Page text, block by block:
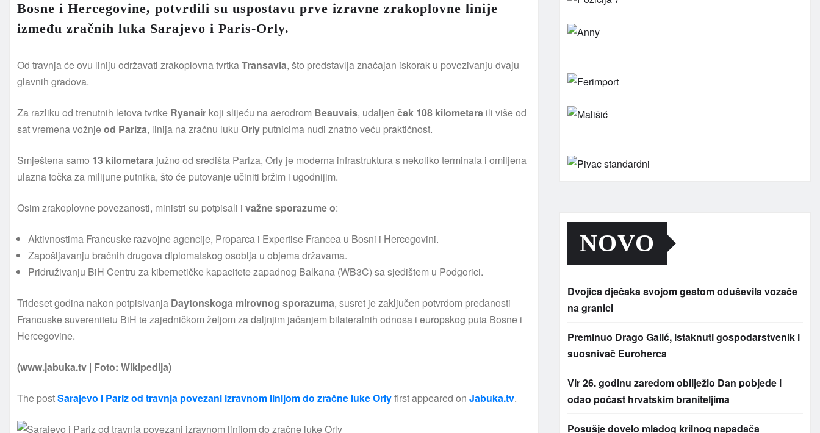
Bosne i Hercegovine, potvrdili su uspostavu prve izravne zrakoplovne linije
između zračnih luka Sarajevo i Paris-Orly.
Od travnja će ovu liniju održavati zrakoplovna tvrtkaTransavia, što predstavlja značajan iskorak u povezivanju dvaju
glavnih gradova.
Za razliku od trenutnih letova tvrtke Ryanair koji slijeću na aerodrom Beauvais, udaljen čak 108 kilometara ili više od
sat vremena vožnjeod Pariza, linija na zračnu luku Orly putnicima nudi znatno veću praktičnost.
Smještena samo 13 kilometara južno od središta Pariza, Orly je moderna infrastruktura s nekoliko terminala i omiljena
ulazna točka za milijune putnika, što će putovanje učiniti bržim i ugodnijim.
Osim zrakoplovne povezanosti, ministri su potpisali i važne sporazume o:
Aktivnostima Francuske razvojne agencije, Proparca i Expertise Francea u Bosni i Hercegovini.
Zapošljavanju bračnih drugova diplomatskog osoblja u objema državama.
Pridruživanju BiH Centru za kibernetičke kapacitete zapadnog Balkana (WB3C) sa sjedištem u Podgorici.
Trideset godina nakon potpisivanja Daytonskoga mirovnog sporazuma, susret je zaključen potvrdom predanosti
Francuske suverenitetu BiH te zajedničkom željom za daljnjim jačanjem bilateralnih odnosa i europskog puta Bosne i
Hercegovine.
(www.jabuka.tv | Foto: Wikipedija)
The postSarajevo i Pariz od travnja povezani izravnom linijom do zračne luke Orlyfirst appeared on Jabuka.tv.
NOVO
Dvojica dječaka svojom gestom oduševila vozače
na granici
Preminuo Drago Galić, istaknuti gospodarstvenik i
suosnivač Euroherca
Vir 26. godinu zaredom obilježio Dan pobjede i
odao počast hrvatskim braniteljima
Posušje dovelo mladog krilnog napadača